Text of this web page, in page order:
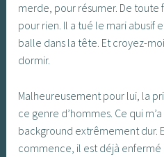
merde, pour résumer. De toute
pour rien. Il a tué le mari abusif
balle dans la tête. Et croyez-
dormir.
Malheureusement pour lui, la
ce genre d’hommes. Ce qui
background extrêmement dur.
commence, il est déjà enfermé